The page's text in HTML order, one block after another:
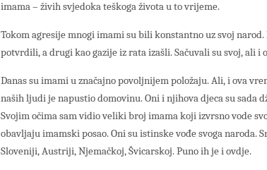
imama – živih svjedoka teškoga života u to vrijeme.
Tokom agresije mnogi imami su bili konstantno uz svoj
potvrdili, a drugi kao gazije iz rata izašli. Sačuvali su svoj, ali i
Danas su imami u značajno povoljnijem položaju. Ali, i ova
naših ljudi je napustio domovinu. Oni i njihova djeca su sada
Svojim očima sam vidio veliki broj imama koji izvrsno vode
obavljaju imamski posao. Oni su istinske vođe svoga naroda.
Sloveniji, Austriji, Njemačkoj, Švicarskoj. Puno ih je i ovdje.